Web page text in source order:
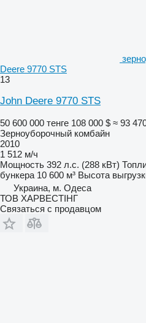
Deere 9770 STS
13
John Deere 9770 STS
50 600 000 тенге 108 000 $ ≈ 93
Зерноуборочный комбайн
2010
1 512 м/ч
Мощность 392 л.с. (288 кВт)
бункера 10 600 м³ Высота
Украина, м. Одеса
ТОВ ХАРВЕСТІНГ
Связаться с продавцом